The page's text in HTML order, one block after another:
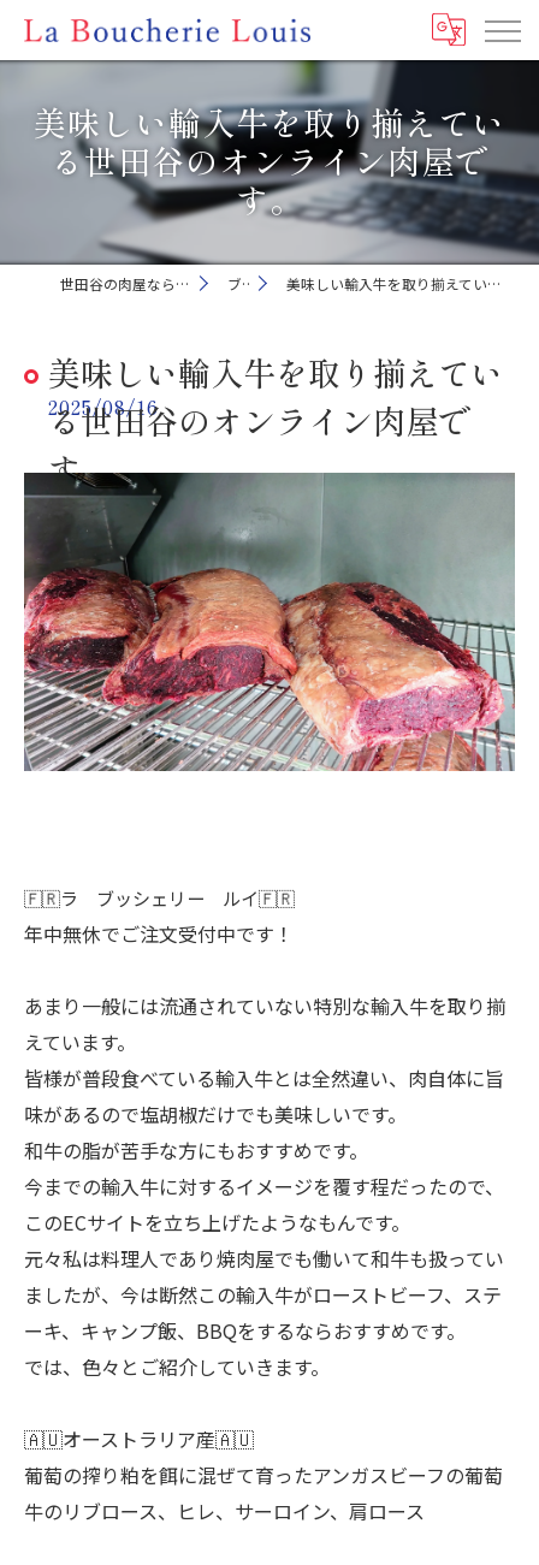
美味しい輸入牛を取り揃えてい
る世田谷のオンライン肉屋で
す。
世田谷の肉屋ならLa Boucherie Louis ブログ 美味しい輸入牛を取り揃えている世田谷のオンライン肉屋です。
美味しい輸入牛を取り揃えてい
る世田谷のオンライン肉屋で
す。
2025/08/16
🇫🇷ラ ブッシェリー ルイ🇫🇷
年中無休でご注文受付中です！
あまり一般には流通されていない特別な輸入牛を取り揃
えています。
皆様が普段食べている輸入牛とは全然違い、肉自体に旨
味があるので塩胡椒だけでも美味しいです。
和牛の脂が苦手な方にもおすすめです。
今までの輸入牛に対するイメージを覆す程だったので、
このECサイトを立ち上げたようなもんです。
元々私は料理人であり焼肉屋でも働いて和牛も扱ってい
ましたが、今は断然この輸入牛がローストビーフ、ステ
ーキ、キャンプ飯、BBQをするならおすすめです。
では、色々とご紹介していきます。
🇦🇺オーストラリア産🇦🇺
葡萄の搾り粕を餌に混ぜて育ったアンガスビーフの葡萄
牛のリブロース、ヒレ、サーロイン、肩ロース